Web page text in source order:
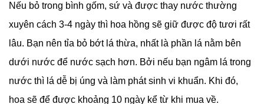
Nếu bỏ trong bình gốm, sứ và được thay nước thường
xuyên cách 3-4 ngày thì hoa hồng sẽ giữ được độ tươi rất
lâu. Bạn nên tỉa bỏ bớt lá thừa, nhất là phần lá nằm bên
dưới nước để nước sạch hơn. Bởi nếu bạn ngâm lá trong
nước thì lá dễ bị úng và làm phát sinh vi khuẩn. Khi đó,
hoa sẽ để được khoảng 10 ngày kể từ khi mua về.